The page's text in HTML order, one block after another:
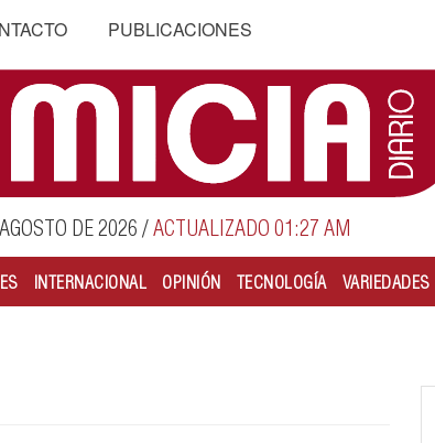
PUBLICACIONES
DE 2026/ACTUALIZADO 01:27 AM
INTERNACIONAL OPINIÓN TECNOLOGÍA VARIEDADES